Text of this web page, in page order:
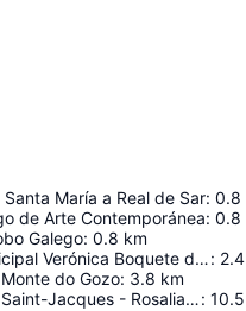
María a Real de Sar: 0.8
de Arte Contemporánea: 0.8
Galego: 0.8 km
Estadio Municipal Verónica Boquete de San Lázaro: 2.4
do Gozo: 3.8 km
Aéroport De Saint-Jacques - Rosalia De Castro: 10.5